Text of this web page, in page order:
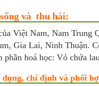
và thu hái:
Việt Nam, Nam
Gia Lai, Ninh Thuận.
phần hoá học: Vỏ chứa
dụng, chỉ định và phối